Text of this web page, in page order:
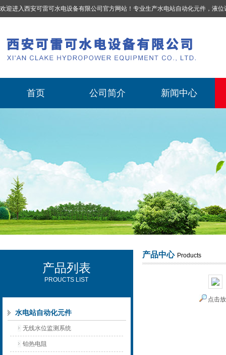
欢迎进入西安可雷可水电设备有限公司官方网站！专业生产水电站自动化元件，液位计、流量计、压力变送器、油混水控制器、温度传感器、电磁阀球阀蝶阀、测速装置、位移
西安可雷可水电设备有限公司
首页 公司简介 新闻中心
产品列表
PROUCTS LIST
水电站自动化元件
无线水位监测系统
铂热电阻
产品中心 Products
点击